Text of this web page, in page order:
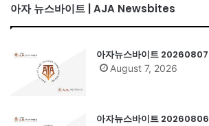
아자 뉴스바이트 | AJA Newsbites
아자뉴스바이트 20260807
August 7, 2026
아자뉴스바이트 20260806